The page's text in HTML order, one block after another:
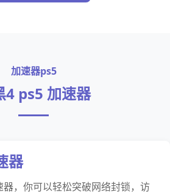
加速器ps5
4 ps5 加速器
器
，你可以轻松突破网络封锁，访